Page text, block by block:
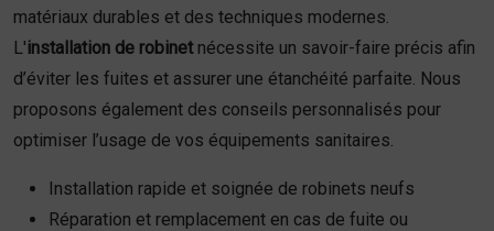
matériaux durables et des techniques modernes.
L'installation de robinetnécessite un savoir-faire précis afin
d’éviter les fuites et assurer une étanchéité parfaite. Nous
proposons également des conseils personnalisés pour
optimiser l’usage de vos équipements sanitaires.
Installation rapide et soignée de robinets neufs
Réparation et remplacement en cas de fuite ou